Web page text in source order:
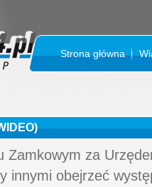
Strona główna
za
innymi obejrzeć